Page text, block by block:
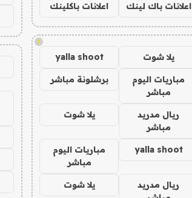
اعلانات باك لينك اعلانات باكلينك
!
يلا شوت yalla shoot
مباريات اليوم
مباشر
برشلونة مباشر
ريال مدريد
مباشر
يلا شوت
yalla shoot
مباريات اليوم
مباشر
ريال مدريد
يلا شوت